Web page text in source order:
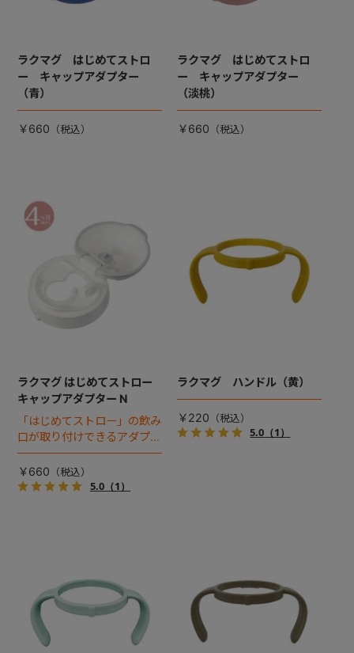
ラクマグ はじめてストロ
ー キャップアダプター
（青）
￥660
ラクマグ はじめてストロ
ー キャップアダプター
（淡桃）
￥660
ラクマグ はじめてストロー
キャップアダプター N
「はじめてストロー」の飲み
口が取り付けできるアダプタ
ーです。※新パッケージ対応
品
￥660
5.0（1）
ラクマグ ハンドル（黄）
￥220
5.0 （1）